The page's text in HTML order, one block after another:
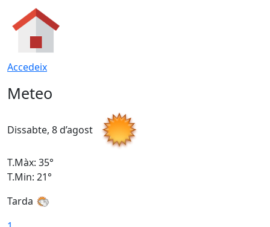
Accedeix
Meteo
Dissabte, 8 d’agost
T.Màx: 35°
T.Min: 21°
Tarda